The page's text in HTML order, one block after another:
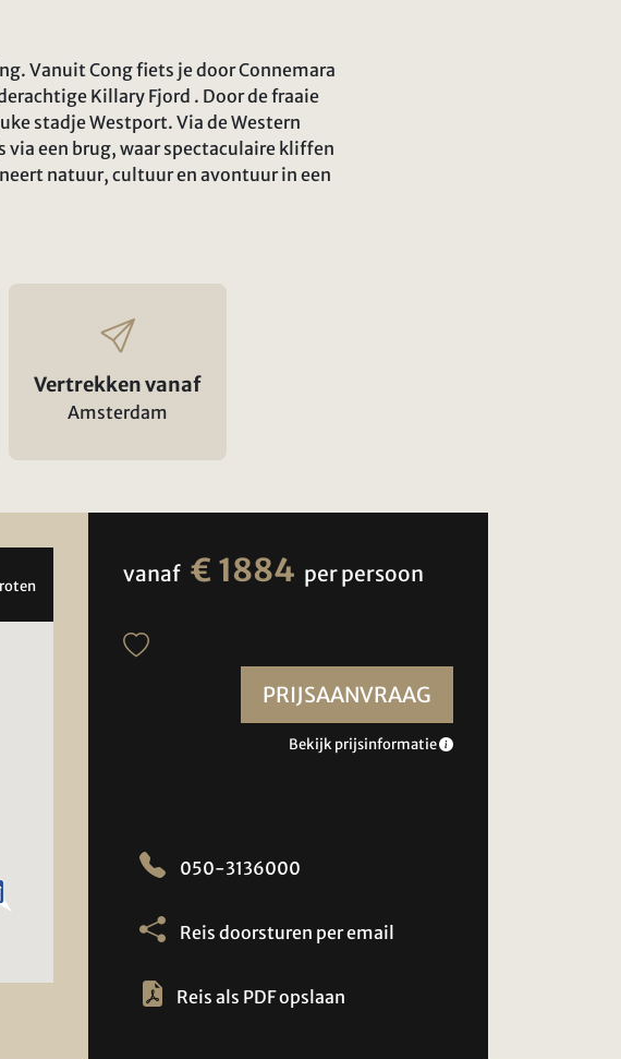
Vanuit Cong fiets je door Connemara
Killary Fjord . Door de fraaie
stadje Westport. Via de Western
via een brug, waar spectaculaire kliffen
natuur, cultuur en avontuur in een
Vertrekken vanaf
Amsterdam
vanaf € 1884 per persoon
PRIJSAANVRAAG
Bekijk prijsinformatie
050-3136000
Reis doorsturen per email
Reis als PDF opslaan